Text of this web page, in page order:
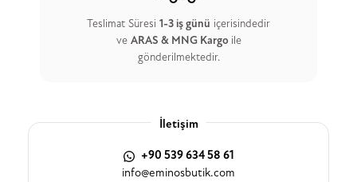
Teslimat Süresi 1-3 iş günü içerisindedir
ve ARAS & MNG Kargo ile
gönderilmektedir.
İletişim
+90 539 634 58 61
info@eminosbutik.com